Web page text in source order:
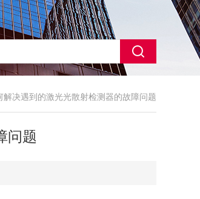
决遇到的激光光散射检测器的故障问题
问题